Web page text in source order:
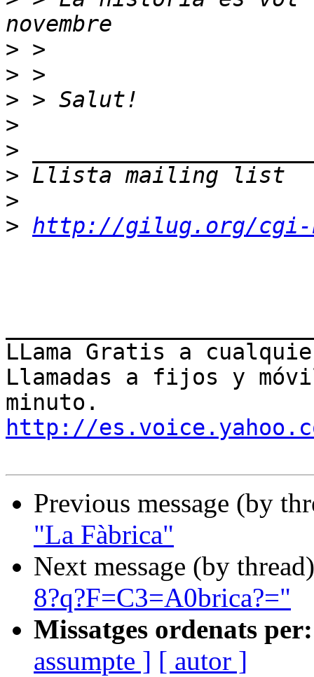
>
>
>
>
>
>
>
> http://gilug.org/
LLama Gratis a
Llamadas a fijos y
http://
Previous message (by
"La Fàbrica"
Next message (by
8?q?F=C3=A0brica?="
Missatges ordenats per:
assumpte ] [ autor ]